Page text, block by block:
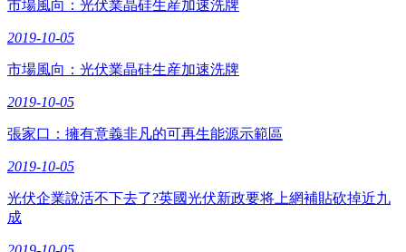
市場風向：光伏業晶硅生産加速洗牌
2019-10-05
市場風向：光伏業晶硅生産加速洗牌
2019-10-05
張家口：擁有意義非凡的可再生能源示範區
2019-10-05
光伏企業說活不下去了?英國光伏新政要将上網補貼砍掉近九
成